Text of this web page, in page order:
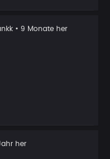
• 9 Monate her
her